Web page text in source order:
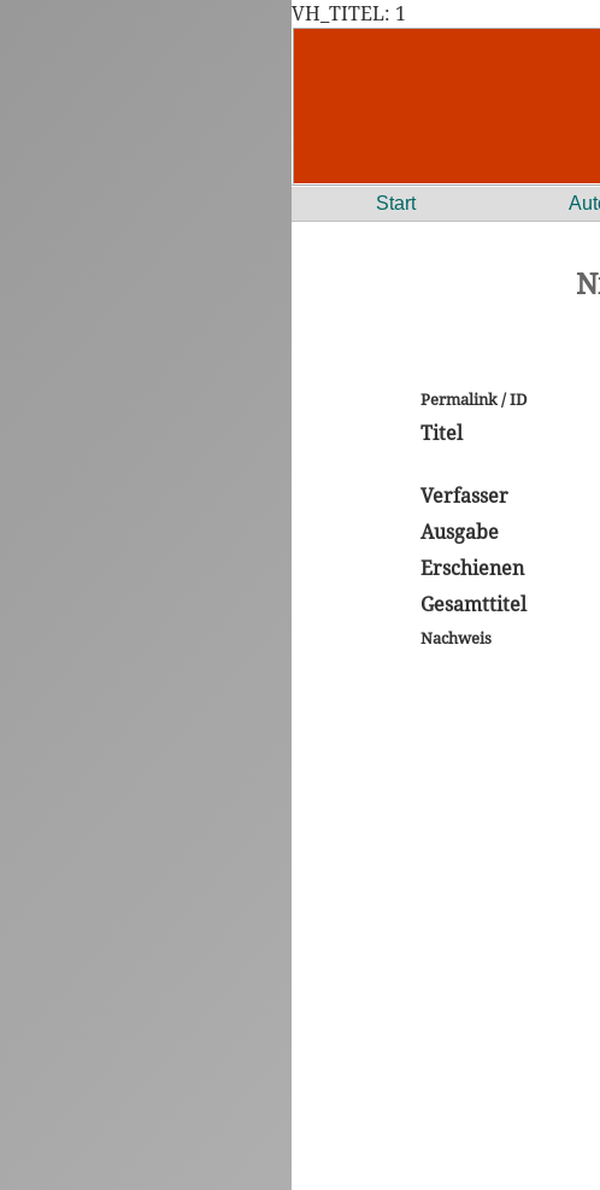
VH_TITEL: 1
Start
Permalink / ID
Titel
Verfasser
Ausgabe
Erschienen
Gesamttitel
Nachweis